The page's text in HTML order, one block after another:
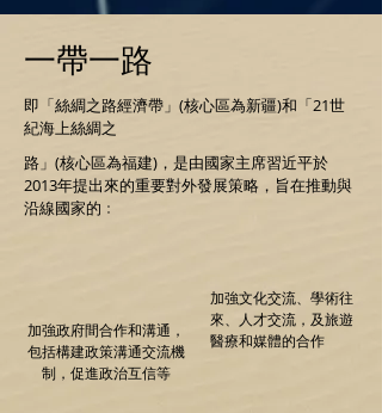
一帶一路
即「絲綢之路經濟帶」(核心區為新疆)和「21世
紀海上絲綢之
路」(核心區為福建)，是由國家主席習近平於
2013年提出來的重要對外發展策略，旨在推動與
沿線國家的﹕
加強政府間合作和溝通，
包括構建政策溝通交流機
制，促進政治互信等
加強文化交流、學術往
來、人才交流，及旅遊
醫療和媒體的合作